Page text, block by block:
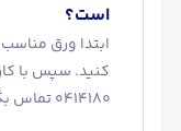
است؟
ابتدا ورق
کنید. سپس با
۰۴۱۴۱۸۰ تماس بگیرید و سفارش خود را ثبت کنید.